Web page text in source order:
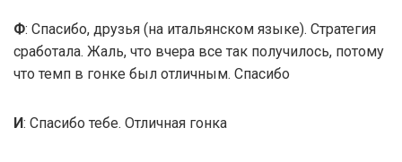
Ф: Спасибо, друзья (на итальянском языке). Стратегия
сработала. Жаль, что вчера все так получилось, потому
что темп в гонке был отличным. Спасибо
И: Спасибо тебе. Отличная гонка